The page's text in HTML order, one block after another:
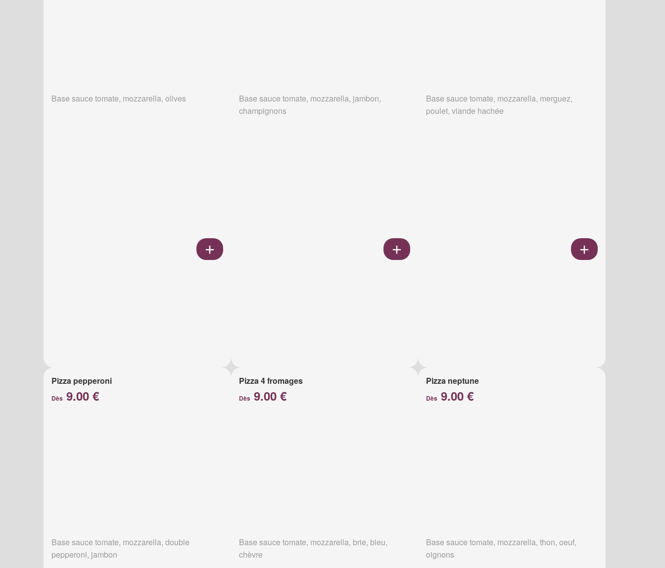
Base sauce tomate, mozzarella, olives
Base sauce tomate, mozzarella, jambon,
champignons
Base sauce tomate, mozzarella, merguez,
poulet, viande hachée
Pizza pepperoni
Dès 9.00 €
Base sauce tomate, mozzarella, double
pepperoni, jambon
Pizza 4 fromages
Dès9.00 €
Base sauce tomate, mozzarella, brie, bleu,
chèvre
Pizza neptune
Dès 9.00 €
Base sauce tomate, mozzarella, thon, oeuf,
oignons